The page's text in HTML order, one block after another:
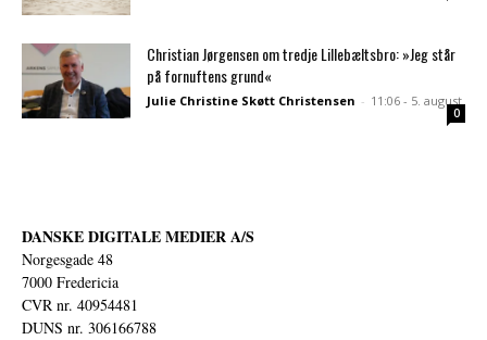
Christian Jørgensen om tredje Lillebæltsbro: »Jeg står
på fornuftens grund«
Julie Christine Skøtt Christensen - 11:06 - 5. august
0
DANSKE DIGITALE MEDIER A/S
Norgesgade 48
7000 Fredericia
CVR nr. 40954481
DUNS nr. 306166788